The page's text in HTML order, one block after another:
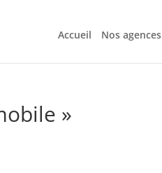
Accueil Nos agences
»